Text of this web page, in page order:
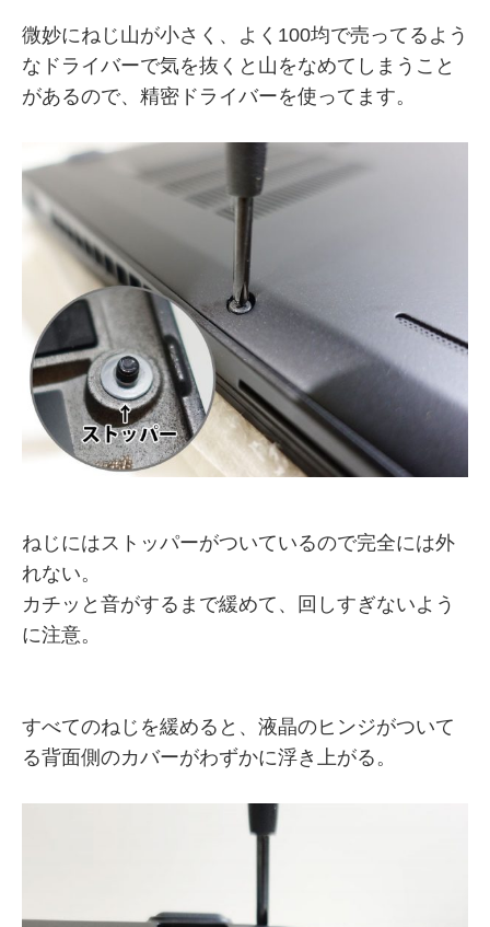
微妙にねじ山が小さく、よく100均で売ってるよう
なドライバーで気を抜くと山をなめてしまうこと
があるので、精密ドライバーを使ってます。
ねじにはストッパーがついているので完全には外
れない。
カチッと音がするまで緩めて、回しすぎないよう
に注意。
すべてのねじを緩めると、液晶のヒンジがついて
る背面側のカバーがわずかに浮き上がる。